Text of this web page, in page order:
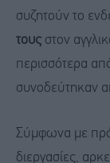
συζητούν το
τους στον
περισσότερα
συνοδεύτηκαν
Σύμφωνα με
διεργασίες,